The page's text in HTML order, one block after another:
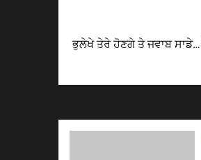
ਭੁਲੇਖੇ ਤੇਰੇ ਹੋਣਗੇ ਤੇ ਜਵਾਬ ਸਾਡੇ…